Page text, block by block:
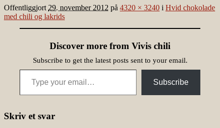
Offentliggjort 29. november 2012 på 4320 × 3240 i Hvid chokolade
med chili og lakrids
Discover more from Vivis chili
Subscribe to get the latest posts sent to your email.
Type your email…
Subscribe
Skriv et svar